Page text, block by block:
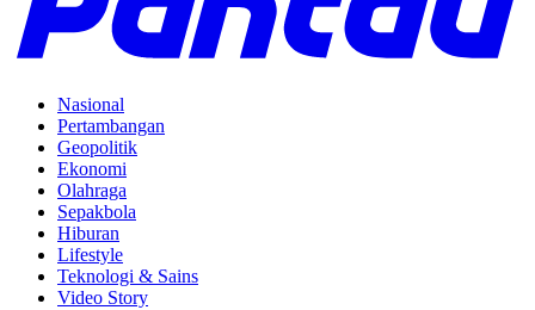
Nasional
Pertambangan
Geopolitik
Ekonomi
Olahraga
Sepakbola
Hiburan
Lifestyle
Teknologi & Sains
Video Story